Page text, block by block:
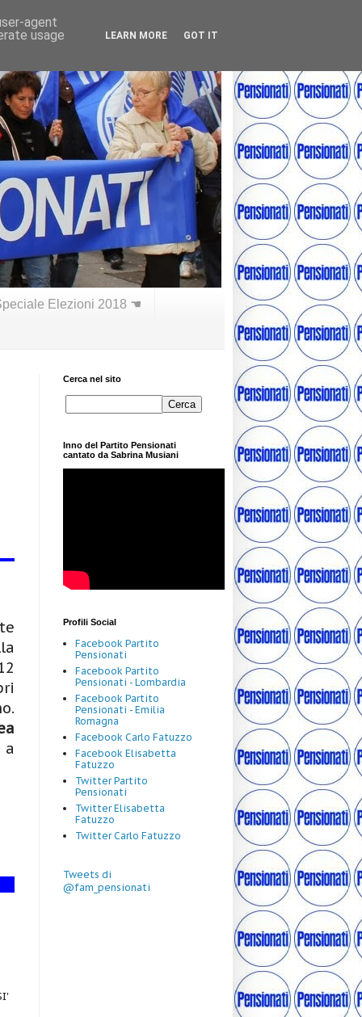
Elezioni 2018 ☚
Cerca nel sito
Inno del Partito Pensionati
cantato da Sabrina Musiani
Profili Social
Facebook Partito
Pensionati
Facebook Partito
Pensionati - Lombardia
Facebook Partito
Pensionati - Emilia
Romagna
Facebook Carlo Fatuzzo
Facebook Elisabetta
Fatuzzo
Twitter Partito
Pensionati
Twitter Elisabetta
Fatuzzo
Twitter Carlo Fatuzzo
Tweets di
@fam_pensionati
agent
usage
LEARN MORE GOT IT